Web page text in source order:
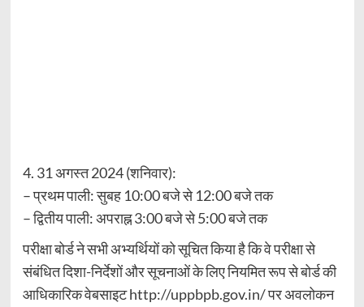
4. 31 अगस्त 2024 (शनिवार):
– प्रथम पाली: सुबह 10:00 बजे से 12:00 बजे तक
– द्वितीय पाली: अपराह्न 3:00 बजे से 5:00 बजे तक
परीक्षा बोर्ड ने सभी अभ्यर्थियों को सूचित किया है कि वे परीक्षा से
संबंधित दिशा-निर्देशों और सूचनाओं के लिए नियमित रूप से बोर्ड की
आधिकारिक वेबसाइट http://uppbpb.gov.in/ पर अवलोकन